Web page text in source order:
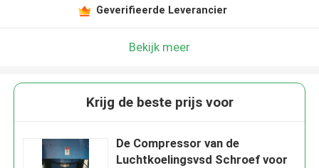
Geverifieerde Leverancier
Bekijk meer
Krijg de beste prijs voor
De Compressor van de
Luchtkoelingsvsd Schroef voor